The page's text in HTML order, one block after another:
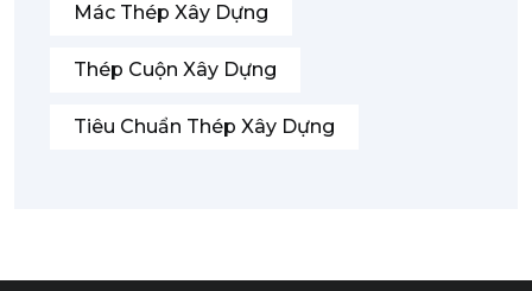
Mác Thép Xây Dựng
Thép Cuộn Xây Dựng
Tiêu Chuẩn Thép Xây Dựng